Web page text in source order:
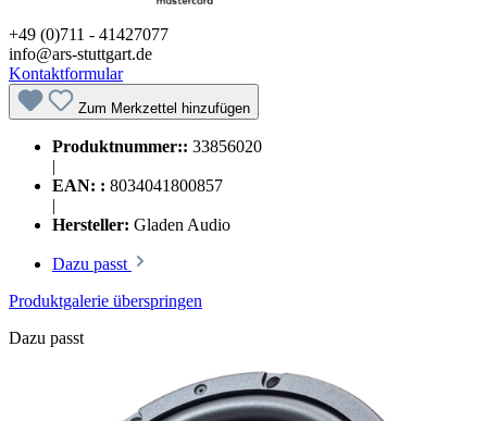
+49 (0)711 - 41427077
info@ars-stuttgart.de
Kontaktformular
Zum Merkzettel hinzufügen
Produktnummer:: 33856020
|
EAN: : 8034041800857
|
Hersteller: Gladen Audio
Dazu passt
Produktgalerie überspringen
Dazu passt